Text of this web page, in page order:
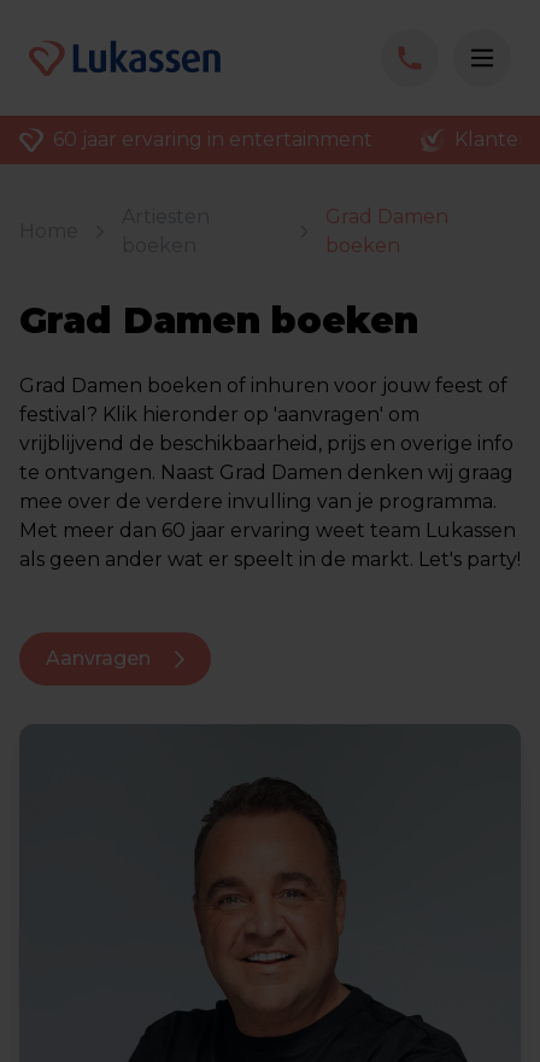
60 jaar ervaring in entertainment
Grad Damen
boeken
Grad Damen boeken
Grad Damen boeken of inhuren voor jouw feest of
festival? Klik hieronder op 'aanvragen' om
vrijblijvend de beschikbaarheid, prijs en overige info
te ontvangen. Naast Grad Damen denken wij graag
mee over de verdere invulling van je programma.
Met meer dan 60 jaar ervaring weet team Lukassen
als geen ander wat er speelt in de markt. Let's party!
Aanvragen